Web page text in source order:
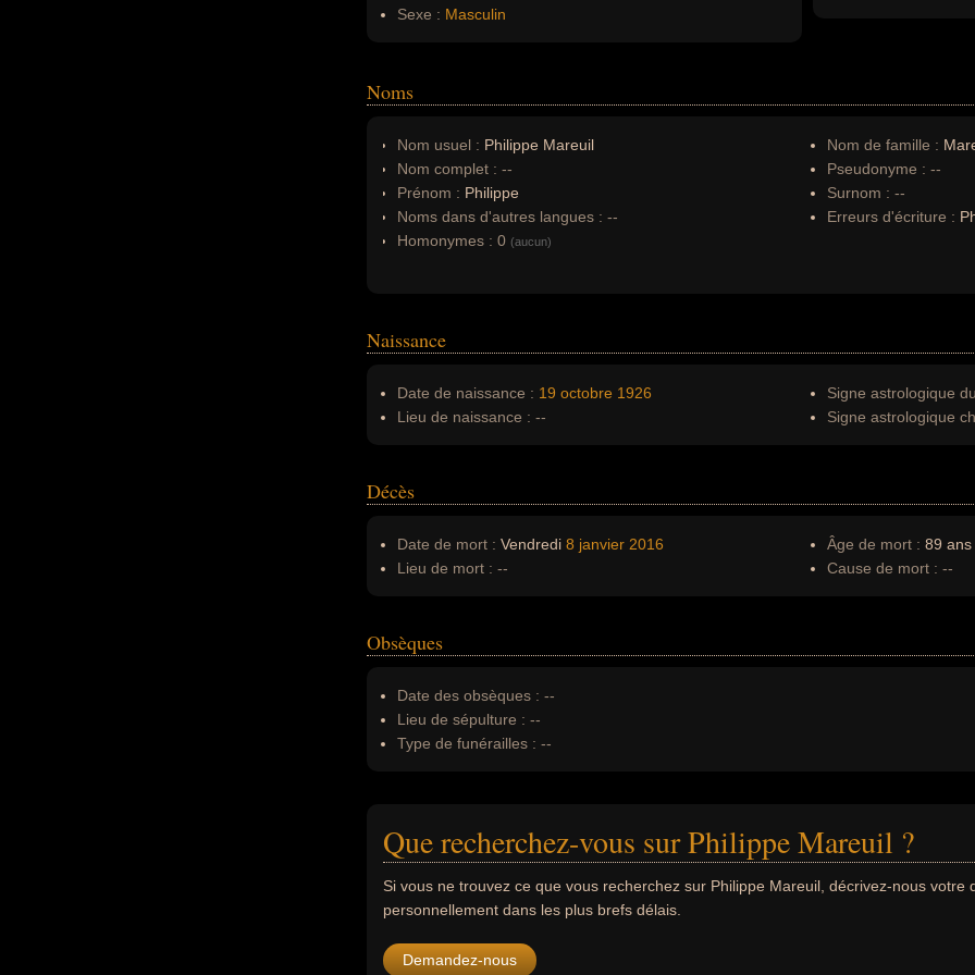
Sexe : Masculin
Noms
Nom usuel : Philippe Mareuil
Nom complet : --
Prénom : Philippe
Noms dans d'autres langues : --
Homonymes : 0 (aucun)
Nom de famille :
Pseudonyme : --
Surnom : --
Erreurs d'écriture :
Naissance
Date de naissance : 19 octobre 1926
Lieu de naissance : --
Signe astrologique
Signe astrologique
Décès
Date de mort : Vendredi 8 janvier 2016
Lieu de mort : --
Âge de mort : 89 ans
Cause de mort : --
Obsèques
Date des obsèques : --
Lieu de sépulture : --
Type de funérailles : --
Que recherchez-vous sur Philippe Mareuil ?
Si vous ne trouvez ce que vous recherchez sur Philippe Mareuil, décrivez-nous votre
personnellement dans les plus brefs délais.
Demandez-nous